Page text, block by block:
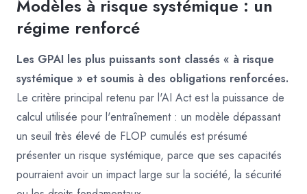
Modèles à risque systémique : un
régime renforcé
Les GPAI les plus puissants sont classés « à risque
systémique » et soumis à des obligations renforcées.
Le critère principal retenu par l'AI Act est la puissance de
calcul utilisée pour l'entraînement : un modèle dépassant
un seuil très élevé de FLOP cumulés est présumé
présenter un risque systémique, parce que ses capacités
pourraient avoir un impact large sur la société, la sécurité